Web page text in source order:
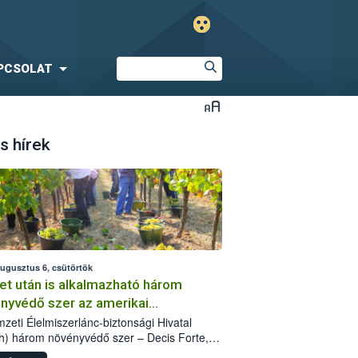
hírek
6, csütörtök
után is alkalmazható három
szer az amerikai
ellen
Élelmiszerlánc-biztonsági Hivatal
három növényvédő szer – Decis Forte,
24 EW, Oroganic – engedélyokiratát